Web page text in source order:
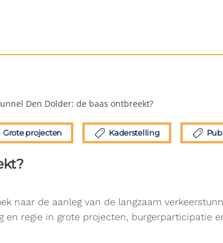
Den Dolder: de baas ontbreekt?
Grote projecten Kaderstelling
naar de aanleg van de langzaam
regie in grote projecten, burgerparticipatie